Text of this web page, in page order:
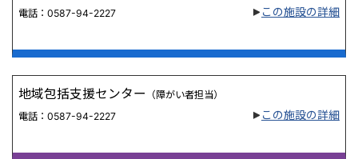
電話：0587-94-2227
この施設の詳細
地域包括支援センター
（障がい者担当）
電話：0587-94-2227
この施設の詳細